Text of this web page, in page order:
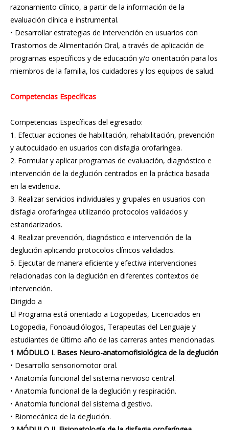
razonamiento clínico, a partir de la información de la
evaluación clínica e instrumental.
• Desarrollar estrategias de intervención en usuarios con
Trastornos de Alimentación Oral, a través de aplicación de
programas específicos y de educación y/o orientación para los
miembros de la familia, los cuidadores y los equipos de salud.
Competencias Específicas
Competencias Específicas del egresado:
1. Efectuar acciones de habilitación, rehabilitación, prevención
y autocuidado en usuarios con disfagia orofaríngea.
2. Formular y aplicar programas de evaluación, diagnóstico e
intervención de la deglución centrados en la práctica basada
en la evidencia.
3. Realizar servicios individuales y grupales en usuarios con
disfagia orofaríngea utilizando protocolos validados y
estandarizados.
4. Realizar prevención, diagnóstico e intervención de la
deglución aplicando protocolos clínicos validados.
5. Ejecutar de manera eficiente y efectiva intervenciones
relacionadas con la deglución en diferentes contextos de
intervención.
Dirigido a
El Programa está orientado a Logopedas, Licenciados en
Logopedia, Fonoaudiólogos, Terapeutas del Lenguaje y
estudiantes de último año de las carreras antes mencionadas.
1 MÓDULO I. Bases Neuro-anatomofisiológica de la deglución
• Desarrollo sensoriomotor oral.
• Anatomía funcional del sistema nervioso central.
• Anatomía funcional de la deglución y respiración.
• Anatomía funcional del sistema digestivo.
• Biomecánica de la deglución.